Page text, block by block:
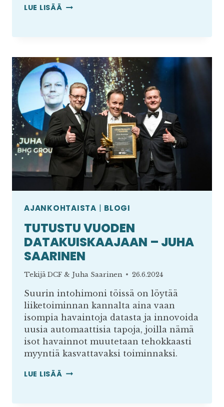
LUE LISÄÄ AMAZONIN
JOHTAMISEN
KULTAKAIVOS
AJANKOHTAISTA | BLOGI
TUTUSTU VUODEN
DATAKUISKAAJAAN – JUHA
SAARINEN
Tekijä DCF & Juha Saarinen 26.6.2024
Suurin intohimoni töissä on löytää
liiketoiminnan kannalta aina vaan
isompia havaintoja datasta ja innovoida
uusia automaattisia tapoja, joilla nämä
isot havainnot muutetaan tehokkaasti
myyntiä kasvattavaksi toiminnaksi.
LUE LISÄÄ TUTUSTU